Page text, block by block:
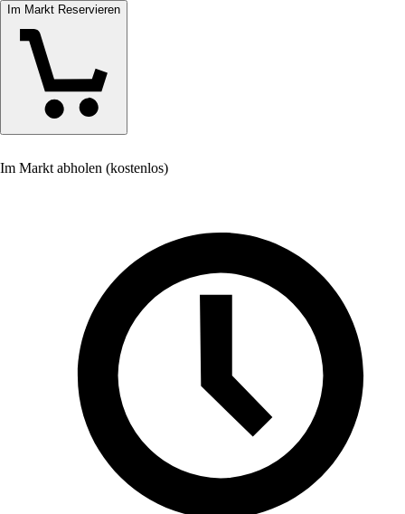
Im Markt Reservieren
Im Markt abholen (kostenlos)